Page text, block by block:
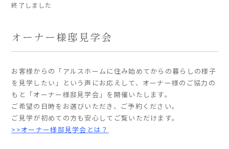
性能
- 高耐震性能
- 高耐久性能
家づくりの流れ
よくあるご質問
企業情報
終了しました
オーナー様邸見学会
お客様からの「アルスホームに住み始めてからの暮らしの様子
を見学したい」という声にお応えして、オーナー様のご協力の
もと「オーナー様邸見学会」を開催いたします。
ご希望の日時をお選びいただき、ご予約ください。
ご見学が初めての方も安心してご覧いただけます。
>>オーナー様邸見学会とは？